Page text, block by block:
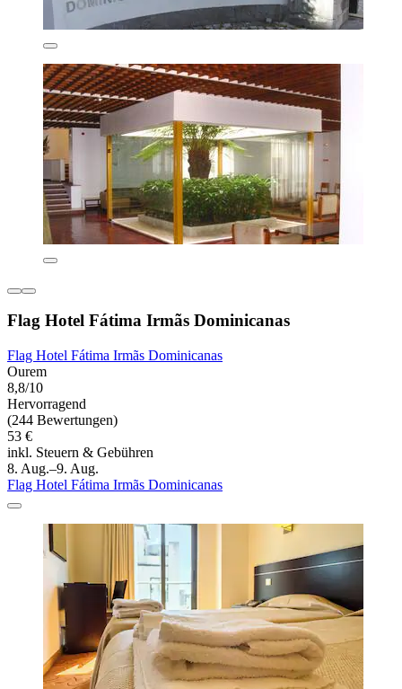
Flag Hotel Fátima Irmãs Dominicanas
Flag Hotel Fátima Irmãs Dominicanas
Ourem
8,8/10
Hervorragend
(244 Bewertungen)
53 €
inkl. Steuern & Gebühren
8. Aug.–9. Aug.
Flag Hotel Fátima Irmãs Dominicanas